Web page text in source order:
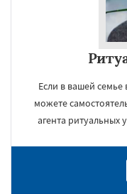
Если в вашей семье
можете
агента ритуальных